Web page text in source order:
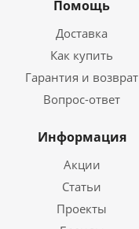
Помощь
Доставка
Как купить
Гарантия и возврат
Вопрос-ответ
Информация
Акции
Статьи
Проекты